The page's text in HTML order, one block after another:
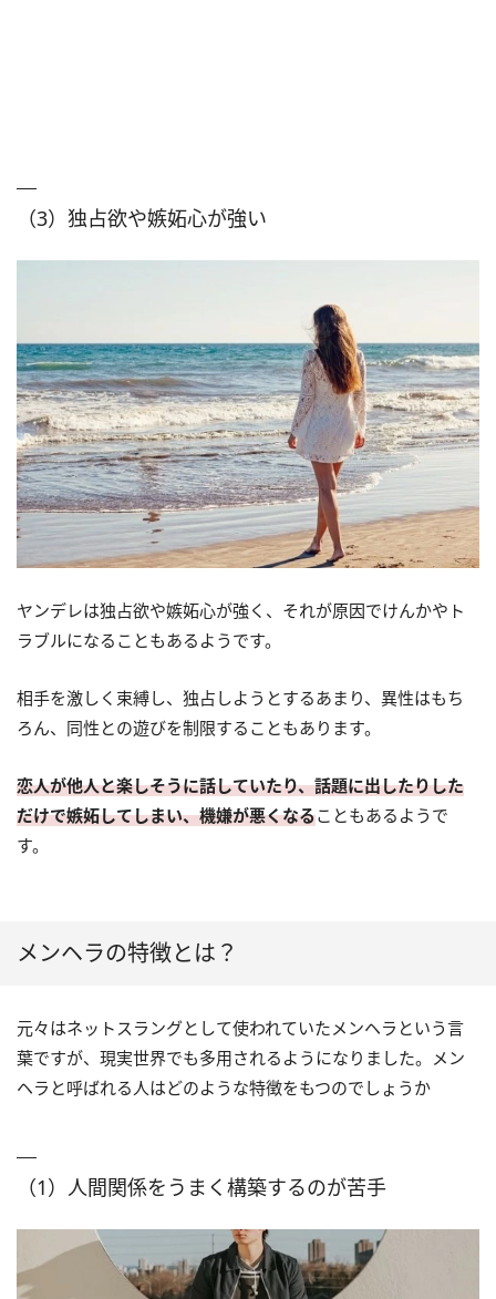
（3）独占欲や嫉妬心が強い
ヤンデレは独占欲や嫉妬心が強く、それが原因でけんかやト
ラブルになることもあるようです。
相手を激しく束縛し、独占しようとするあまり、異性はもち
ろん、同性との遊びを制限することもあります。
恋人が他人と楽しそうに話していたり、話題に出したりした
だけで嫉妬してしまい、機嫌が悪くなることもあるようで
す。
メンヘラの特徴とは？
元々はネットスラングとして使われていたメンヘラという言
葉ですが、現実世界でも多用されるようになりました。メン
ヘラと呼ばれる人はどのような特徴をもつのでしょうか
（1）人間関係をうまく構築するのが苦手